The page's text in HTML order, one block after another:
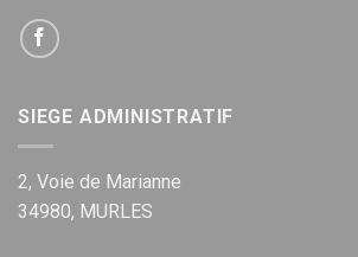
SIEGE ADMINISTRATIF
2, Voie de Marianne
34980, MURLES